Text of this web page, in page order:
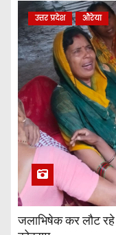
उत्तर प्रदेश औरेया
जलाभिषेक कर लौट रहे